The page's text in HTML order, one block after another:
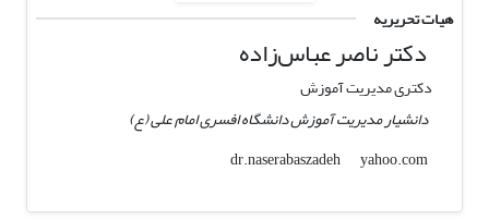
هیات تحریریه
دکتر ناصر عباس‌زاده
دکتری مدیریت آموزش
دانشیار مدیریت آموزش دانشگاه افسری امام علی (ع)
dr.naserabaszadeh
yahoo.com